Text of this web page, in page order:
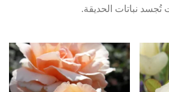
نباتات الحدیقة.